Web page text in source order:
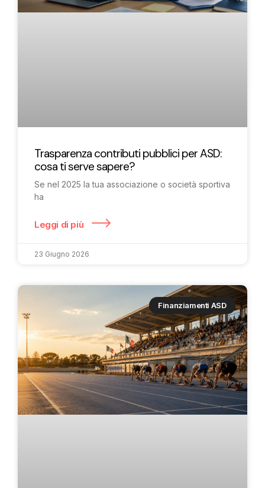
Trasparenza contributi pubblici per ASD:
cosa ti serve sapere?
Se nel 2025 la tua associazione o società sportiva
ha
Leggi di più
23 Giugno 2026
Finanziamenti ASD